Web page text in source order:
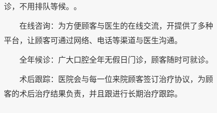
诊，不用排队等候。。
在线咨询：为方便顾客与医生的在线交流，开提供了多种
平台，让顾客可通过网络、电话等渠道与医生沟通。
全年候诊：广大口腔全年无假日门诊，顾客随时可就诊。
术后跟踪：医院会与每一位来院顾客签订治疗协议，为顾
客的术后治疗结果负责，并且跟进行长期治疗跟踪。